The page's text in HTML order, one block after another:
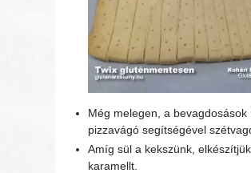
Még melegen, a bevagdosások
pizzavágó segítségével
Amíg sül a kekszünk,
karamellt.